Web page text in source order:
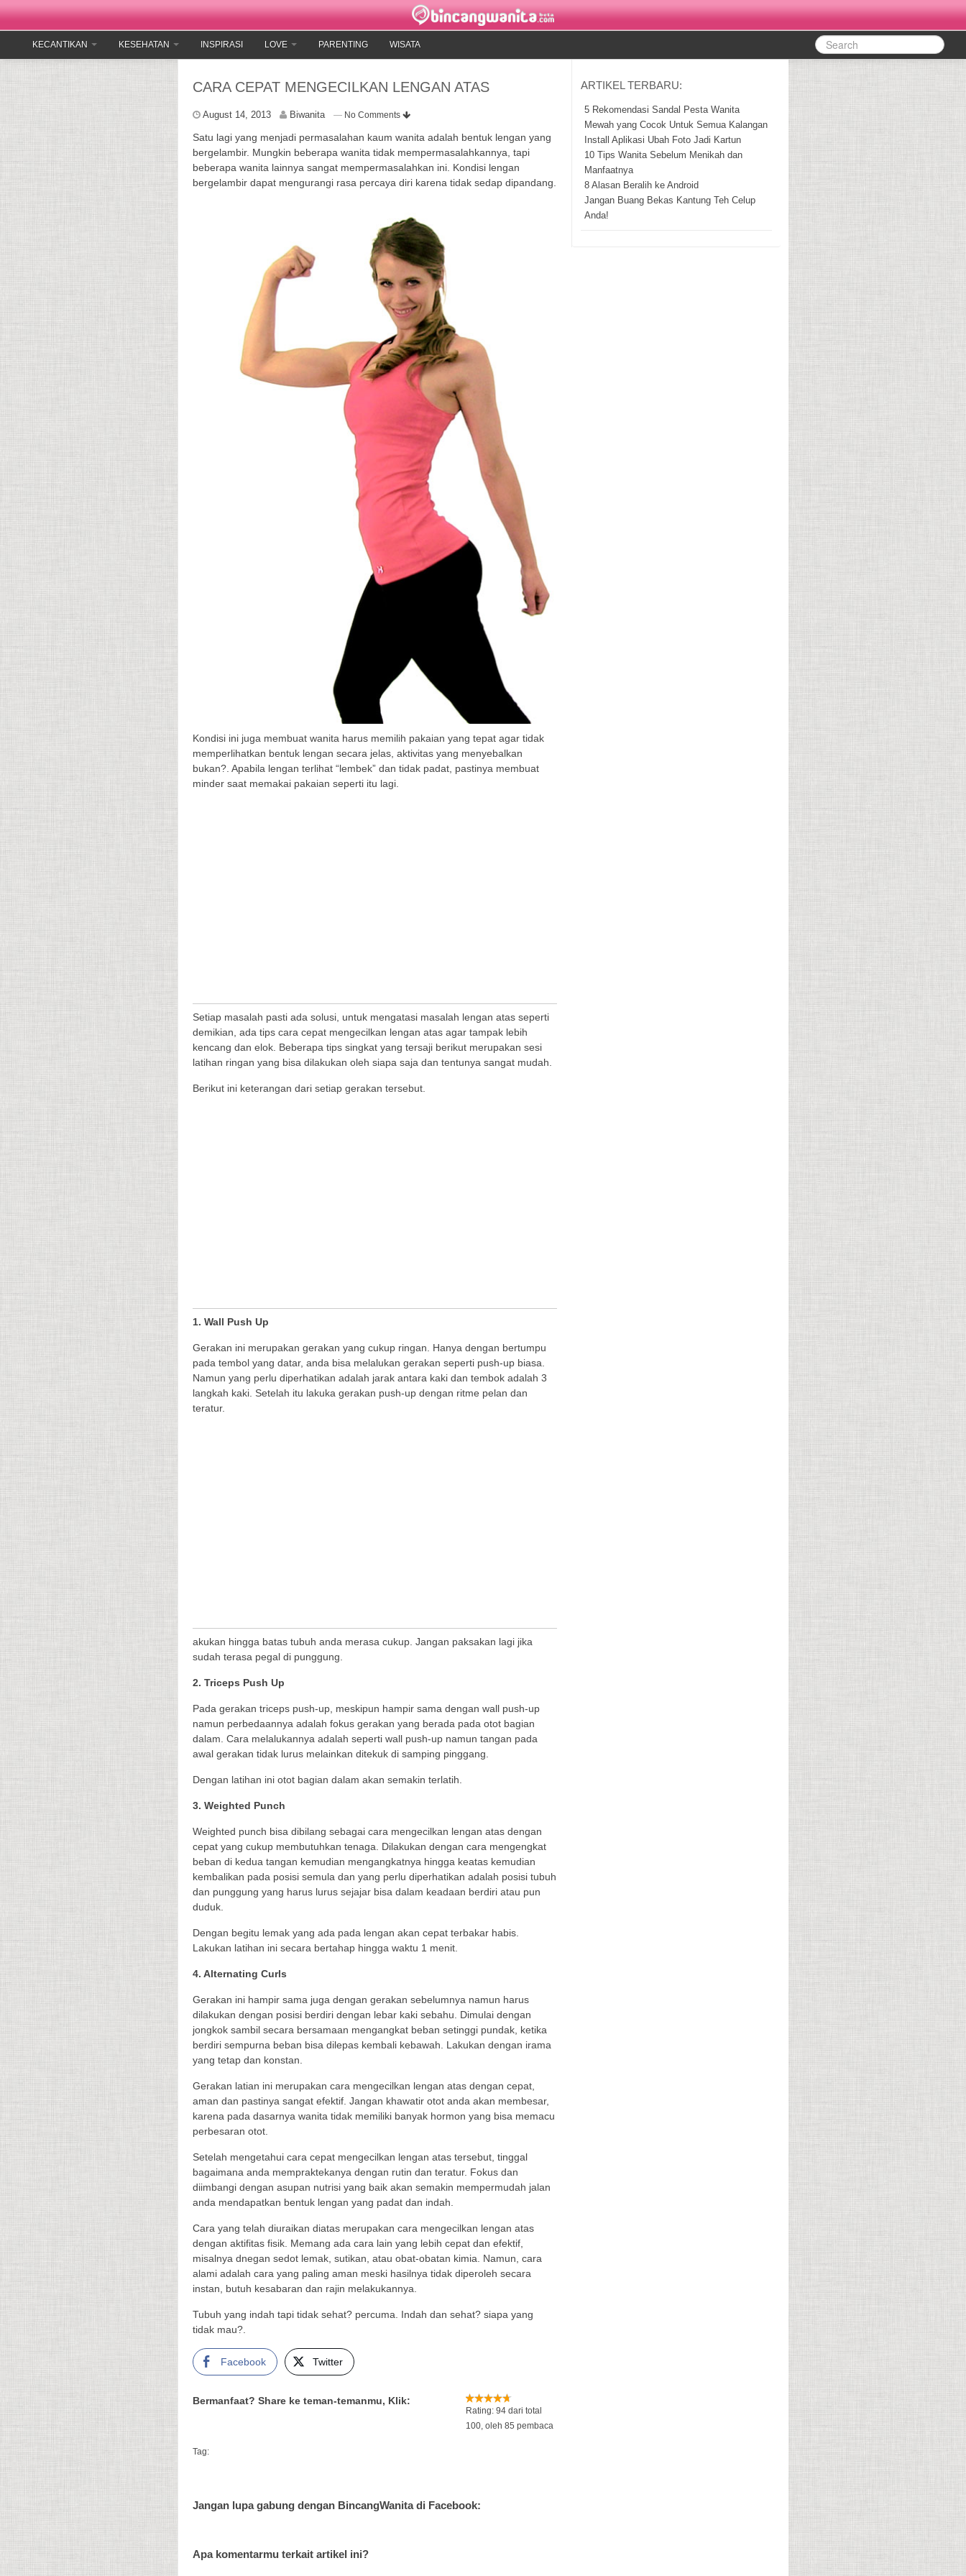
KECANTIKAN KESEHATAN INSPIRASI LOVE PARENTING WISATA
CARA CEPAT MENGECILKAN LENGAN ATAS
August 14, 2013 Biwanita — No Comments
Satu lagi yang menjadi permasalahan kaum wanita adalah bentuk lengan yang
bergelambir. Mungkin beberapa wanita tidak mempermasalahkannya, tapi
beberapa wanita lainnya sangat mempermasalahkan ini. Kondisi lengan
bergelambir dapat mengurangi rasa percaya diri karena tidak sedap dipandang.
Kondisi ini juga membuat wanita harus memilih pakaian yang tepat agar tidak
memperlihatkan bentuk lengan secara jelas, aktivitas yang menyebalkan
bukan?. Apabila lengan terlihat “lembek” dan tidak padat, pastinya membuat
minder saat memakai pakaian seperti itu lagi.
Setiap masalah pasti ada solusi, untuk mengatasi masalah lengan atas seperti
demikian, ada tips cara cepat mengecilkan lengan atas agar tampak lebih
kencang dan elok. Beberapa tips singkat yang tersaji berikut merupakan sesi
latihan ringan yang bisa dilakukan oleh siapa saja dan tentunya sangat mudah.
Berikut ini keterangan dari setiap gerakan tersebut.
1. Wall Push Up
Gerakan ini merupakan gerakan yang cukup ringan. Hanya dengan bertumpu
pada tembol yang datar, anda bisa melalukan gerakan seperti push-up biasa.
Namun yang perlu diperhatikan adalah jarak antara kaki dan tembok adalah 3
langkah kaki. Setelah itu lakuka gerakan push-up dengan ritme pelan dan
teratur.
akukan hingga batas tubuh anda merasa cukup. Jangan paksakan lagi jika
sudah terasa pegal di punggung.
2. Triceps Push Up
Pada gerakan triceps push-up, meskipun hampir sama dengan wall push-up
namun perbedaannya adalah fokus gerakan yang berada pada otot bagian
dalam. Cara melalukannya adalah seperti wall push-up namun tangan pada
awal gerakan tidak lurus melainkan ditekuk di samping pinggang.
Dengan latihan ini otot bagian dalam akan semakin terlatih.
3. Weighted Punch
Weighted punch bisa dibilang sebagai cara mengecilkan lengan atas dengan
cepat yang cukup membutuhkan tenaga. Dilakukan dengan cara mengengkat
beban di kedua tangan kemudian mengangkatnya hingga keatas kemudian
kembalikan pada posisi semula dan yang perlu diperhatikan adalah posisi tubuh
dan punggung yang harus lurus sejajar bisa dalam keadaan berdiri atau pun
duduk.
Dengan begitu lemak yang ada pada lengan akan cepat terbakar habis.
Lakukan latihan ini secara bertahap hingga waktu 1 menit.
4. Alternating Curls
Gerakan ini hampir sama juga dengan gerakan sebelumnya namun harus
dilakukan dengan posisi berdiri dengan lebar kaki sebahu. Dimulai dengan
jongkok sambil secara bersamaan mengangkat beban setinggi pundak, ketika
berdiri sempurna beban bisa dilepas kembali kebawah. Lakukan dengan irama
yang tetap dan konstan.
Gerakan latian ini merupakan cara mengecilkan lengan atas dengan cepat,
aman dan pastinya sangat efektif. Jangan khawatir otot anda akan membesar,
karena pada dasarnya wanita tidak memiliki banyak hormon yang bisa memacu
perbesaran otot.
Setelah mengetahui cara cepat mengecilkan lengan atas tersebut, tinggal
bagaimana anda mempraktekanya dengan rutin dan teratur. Fokus dan
diimbangi dengan asupan nutrisi yang baik akan semakin mempermudah jalan
anda mendapatkan bentuk lengan yang padat dan indah.
Cara yang telah diuraikan diatas merupakan cara mengecilkan lengan atas
dengan aktifitas fisik. Memang ada cara lain yang lebih cepat dan efektif,
misalnya dnegan sedot lemak, sutikan, atau obat-obatan kimia. Namun, cara
alami adalah cara yang paling aman meski hasilnya tidak diperoleh secara
instan, butuh kesabaran dan rajin melakukannya.
Tubuh yang indah tapi tidak sehat? percuma. Indah dan sehat? siapa yang
tidak mau?.
Facebook Twitter
Bermanfaat? Share ke teman-temanmu, Klik:
Rating:94 dari total
100, oleh85 pembaca
Tag:
Jangan lupa gabung dengan BincangWanita di Facebook:
Apa komentarmu terkait artikel ini?
ARTIKEL TERBARU:
5 Rekomendasi Sandal Pesta Wanita
Mewah yang Cocok Untuk Semua Kalangan
Install Aplikasi Ubah Foto Jadi Kartun
10 Tips Wanita Sebelum Menikah dan
Manfaatnya
8 Alasan Beralih ke Android
Jangan Buang Bekas Kantung Teh Celup
Anda!